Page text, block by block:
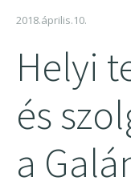
2018.április.10.
Helyi
és
a